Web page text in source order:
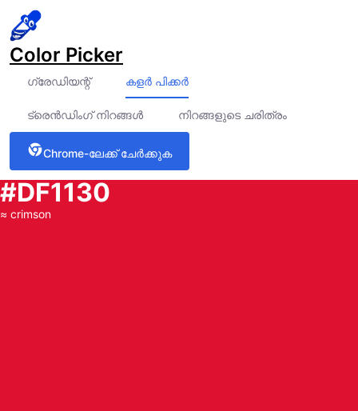
Color Picker
ഗ്രേഡിയന്റ് കളർ പിക്കർ
ട്രെൻഡിംഗ് നിറങ്ങൾ നിറങ്ങളുടെ ചരിത്രം
Chrome-ലേക്ക് ചേർക്കുക
#DF1130
≈ crimson